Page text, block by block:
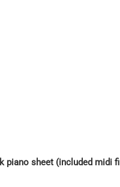
piano sheet (included midi